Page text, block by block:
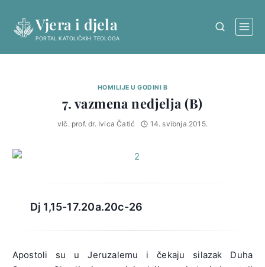
content
Vjera i djela
PORTAL KATOLIČKIH TEOLOGA
HOMILIJE U GODINI B
7. vazmena nedjelja (B)
vlč. prof. dr. Ivica Čatić 14. svibnja 2015.
Dj 1,15-17.20a.20c-26
Apostoli su u Jeruzalemu i čekaju silazak Duha